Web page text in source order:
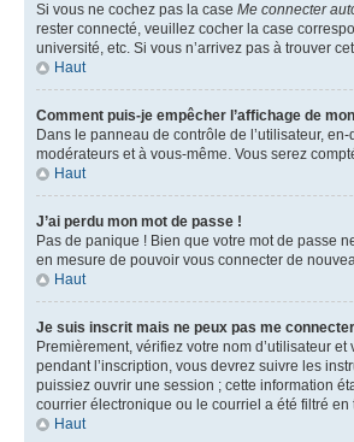
Si vous ne cochez pas la case Me connecter
rester connecté, veuillez cocher la case
université, etc. Si vous n’arrivez pas à trouver
Haut
Comment puis-je empêcher l’affichage de
Dans le panneau de contrôle de l’utilisateur,
modérateurs et à vous-même. Vous serez
Haut
J’ai perdu mon mot de passe !
Pas de panique ! Bien que votre mot de passe
en mesure de pouvoir vous connecter de
Haut
Je suis inscrit mais ne peux pas me
Premièrement, vérifiez votre nom d’utilisateur
pendant l’inscription, vous devrez suivre les
puissiez ouvrir une session ; cette information
courrier électronique ou le courriel a été filtré
Haut